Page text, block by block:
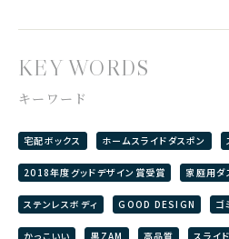
KEY WORDS
キーワード
宅配ボックス ホームスライドダスポン
2018年度グッドデザイン賞受賞 家庭用ダ
ステンレスボディ GOOD DESIGN ゴ
かっこいい 黒ZAM 高品質 スライ